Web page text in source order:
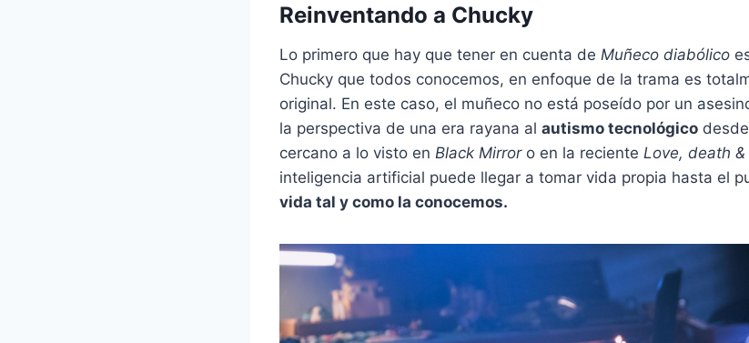
Reinventando a Chucky
Lo primero que hay que tener en cuenta de Muñeco diabólico
Chucky que todos conocemos, en enfoque de la trama es
original. En este caso, el muñeco no está poseído por un
la perspectiva de una era rayana al autismo tecnológico
cercano a lo visto en Black Mirroro en la reciente Love, death
inteligencia artificial puede llegar a tomar vida propia hasta el
vida tal y como la conocemos.